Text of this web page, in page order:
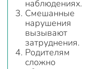
наблюдениях.
Смешанные
нарушения
вызывают
затруднения.
Родителям
сложно